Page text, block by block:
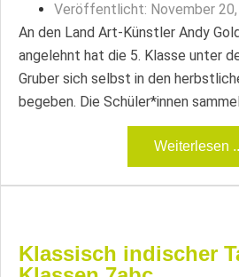
Veröffentlicht: November
An den Land Art-Künstler Andy
angelehnt hat die 5. Klasse unter
Gruber sich selbst in den
begeben. Die Schüler*innen
Weiterlesen
Klassisch indischer